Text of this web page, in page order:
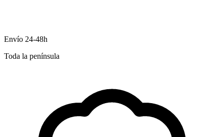
Envío 24-48h
Toda la península